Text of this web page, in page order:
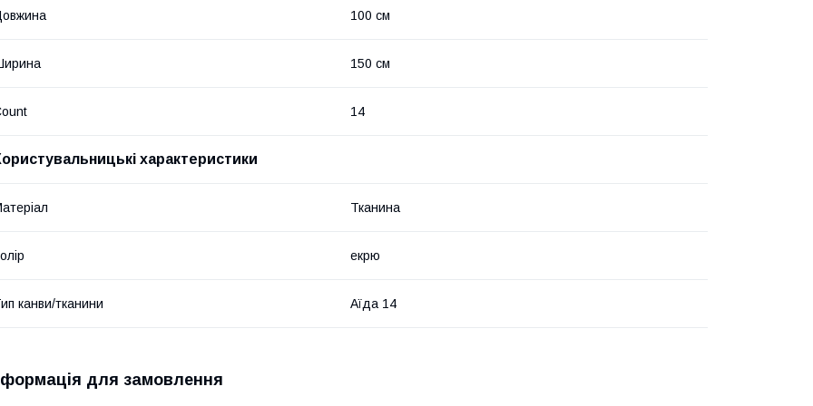
100 см
150 см
14
характеристики
Тканина
екрю
канви/тканини Аїда 14
для замовлення